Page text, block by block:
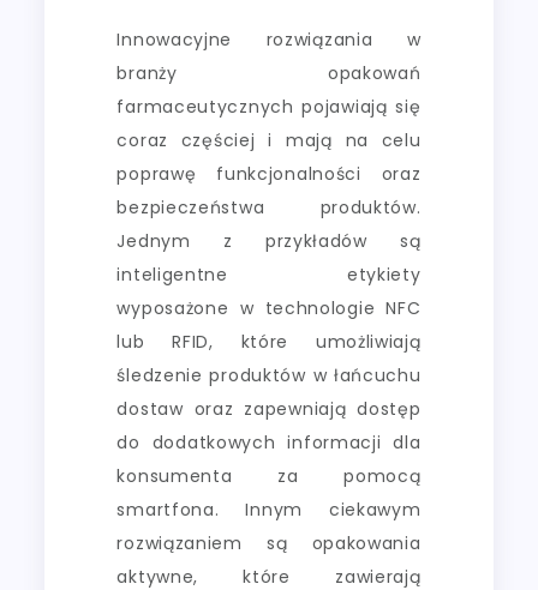
Innowacyjne rozwiązania w
branży opakowań
farmaceutycznych pojawiają się
coraz częściej i mają na celu
poprawę funkcjonalności oraz
bezpieczeństwa produktów.
Jednym z przykładów są
inteligentne etykiety
wyposażone w technologie NFC
lub RFID, które umożliwiają
śledzenie produktów w łańcuchu
dostaw oraz zapewniają dostęp
do dodatkowych informacji dla
konsumenta za pomocą
smartfona. Innym ciekawym
rozwiązaniem są opakowania
aktywne, które zawierają